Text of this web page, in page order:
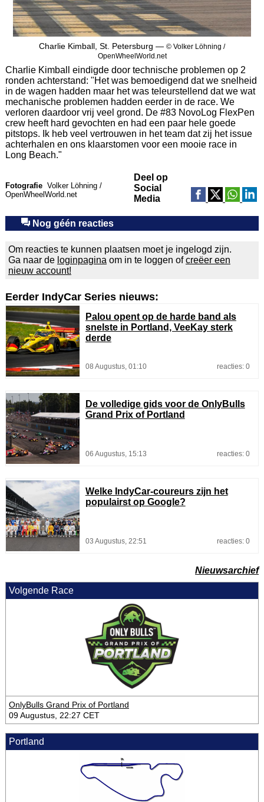
Charlie Kimball, St. Petersburg — © Volker Löhning /
OpenWheelWorld.net
Charlie Kimball eindigde door technische problemen op 2
ronden achterstand: "Het was bemoedigend dat we snelheid
in de wagen hadden maar het was teleurstellend dat we wat
mechanische problemen hadden eerder in de race. We
verloren daardoor vrij veel grond. De #83 NovoLog FlexPen
crew heeft hard gevochten en had een paar hele goede
pitstops. Ik heb veel vertrouwen in het team dat zij het issue
achterhalen en ons klaarstomen voor een mooie race in
Long Beach."
Fotografie Volker Löhning /
OpenWheelWorld.net
Deel op
Social
Media
Nog géén reacties
Om reacties te kunnen plaatsen moet je ingelogd zijn.
Ga naar de loginpagina om in te loggen ofcreëer een
nieuw account!
Eerder IndyCar Series nieuws:
Palou opent op de harde band als
snelste in Portland, VeeKay sterk
derde
08 Augustus, 01:10 reacties: 0
De volledige gids voor de OnlyBulls
Grand Prix of Portland
06 Augustus, 15:13 reacties: 0
Welke IndyCar-coureurs zijn het
populairst op Google?
03 Augustus, 22:51 reacties: 0
Nieuwsarchief
Volgende Race
OnlyBulls Grand Prix of Portland
09 Augustus, 22:27 CET
Portland